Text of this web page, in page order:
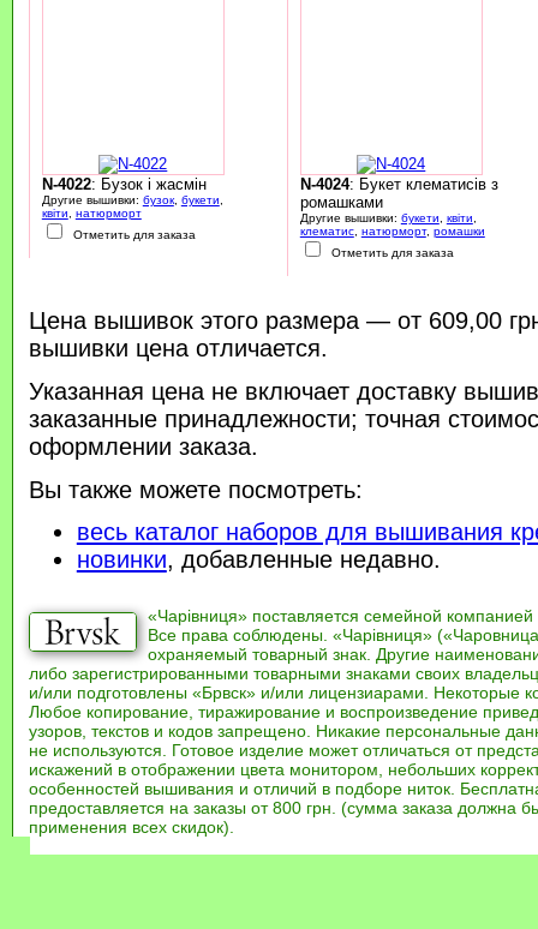
N-4022: Бузок і жасмін
Другие вышивки: бузок, букети
квіти
натюрморт
Отметить для заказа
N-4024: Букет клематисів з
ромашками
Другие вышивки: букети квіти
клематис, натюрморт, ромашки
Отметить для заказа
Цена вышивок этого размера — от 609,00
вышивки цена отличается.
Указанная цена не включает доставку
заказанные принадлежности; точная
оформлении заказа.
Вы также можете посмотреть:
весь каталог наборов для вышивания
новинки, добавленные недавно.
«Чарівниця» поставляется семейной компанией
Все права соблюдены. «Чарівниця»
охраняемый товарный знак. Другие
либо зарегистрированными товарными знаками своих
и/или подготовлены «Брвск» и/или лицензиарами. Некоторые
Любое копирование, тиражирование и воспроизведение
узоров, текстов и кодов запрещено. Никакие персональные
не используются. Готовое изделие может отличаться от
искажений в отображении цвета монитором, небольших
особенностей вышивания и отличий в подборе ниток.
предоставляется на заказы от 800 грн. (сумма заказа должна
применения всех скидок).